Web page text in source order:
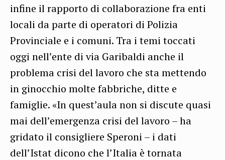
infine il rapporto di collaborazione fra enti
locali da parte di operatori di Polizia
Provinciale e i comuni. Tra i temi toccati
oggi nell’ente di via Garibaldi anche il
problema crisi del lavoro che sta mettendo
in ginocchio molte fabbriche, ditte e
famiglie. «In quest’aula non si discute quasi
mai dell’emergenza crisi del lavoro – ha
gridato il consigliere Speroni – i dati
dell’Istat dicono che l’Italia è tornata